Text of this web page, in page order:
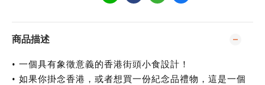
商品描述
• 一個具有象徵意義的香港街頭小食設計！
• 如果你掛念香港，或者想買一份紀念品禮物，這是一個